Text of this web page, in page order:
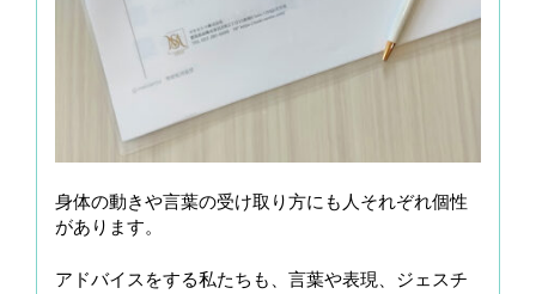
身体の動きや言葉の受け取り方にも人それぞれ個性
があります。
アドバイスをする私たちも、言葉や表現、ジェスチ